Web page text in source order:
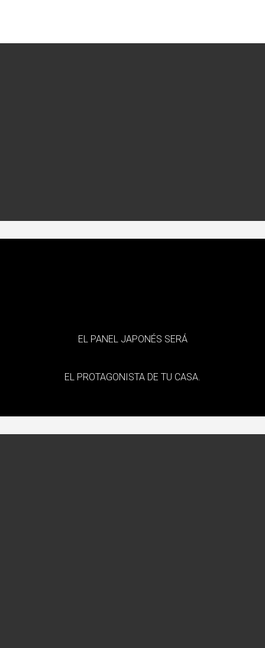
EL PANEL JAPONÉS SERÁ
EL PROTAGONISTA DE TU CASA.